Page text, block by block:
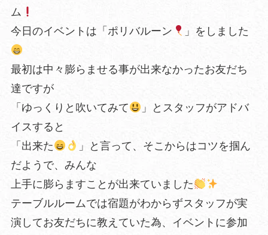
ム
今日のイベントは「ポリバルーン
」をしました
最初は中々膨らませる事が出来なかったお友だち
達ですが
「ゆっくりと吹いてみて
」とスタッフがアドバ
イスすると
「出来た
」と言って、そこからはコツを掴ん
だようで、みんな
上手に膨らますことが出来ていました
テーブルルームでは宿題がわからずスタッフが実
演してお友だちに教えていた為、イベントに参加